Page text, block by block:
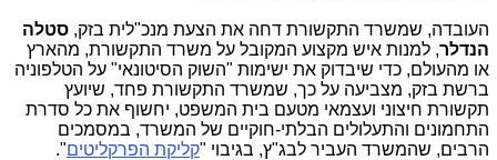
העובדה, שמשרד התקשורת דחה את הצעת מנכ"לית בזק, סטלה
הנדלר, למנות איש מקצוע המקובל על משרד התקשורת, מהארץ
או מהעולם, כדי שיבדוק את ישימות "השוק הסיטונאי" על הטלפוניה
ברשת בזק, מצביעה על כך, שמשרד התקשורת פחד, שיועץ
תקשורת חיצוני ועצמאי מטעם בית המשפט, יחשוף את כל סדרת
התחמונים והתעלולים הבלתי-חוקיים של המשרד, במסמכים
הרבים, שהמשרד העביר לבג"ץ, בגיבוי "קליקת הפרקליטים".